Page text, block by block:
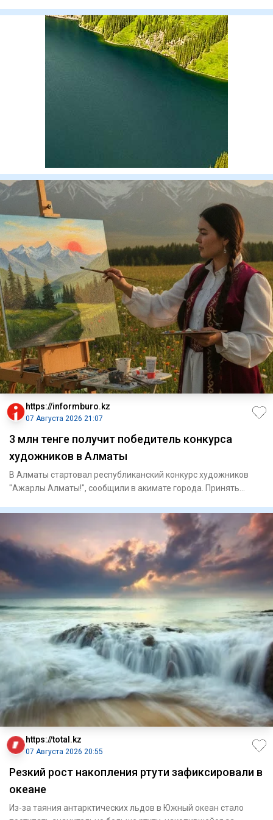
https://informburo.kz
07 Августа 2026 21:07
3 млн тенге получит победитель конкурса
художников в Алматы
В Алматы стартовал республиканский конкурс художников
"Ажарлы Алматы!", сообщили в акимате города. Принять
https://total.kz
07 Августа 2026 20:55
Резкий рост накопления ртути зафиксировали в
океане
Из-за таяния антарктических льдов в Южный океан стало